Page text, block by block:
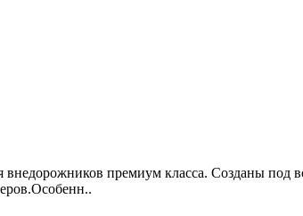
премиум класса. Созданы под